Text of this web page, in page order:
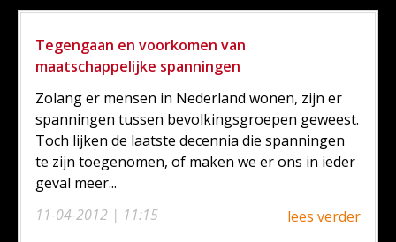
Tegengaan en voorkomen van
maatschappelijke spanningen
11-04-2012 | 11:15
Zolang er mensen in Nederland wonen, zijn er
spanningen tussen bevolkingsgroepen geweest.
Toch lijken de laatste decennia die spanningen
te zijn toegenomen, of maken we er ons in ieder
geval meer...
lees verder